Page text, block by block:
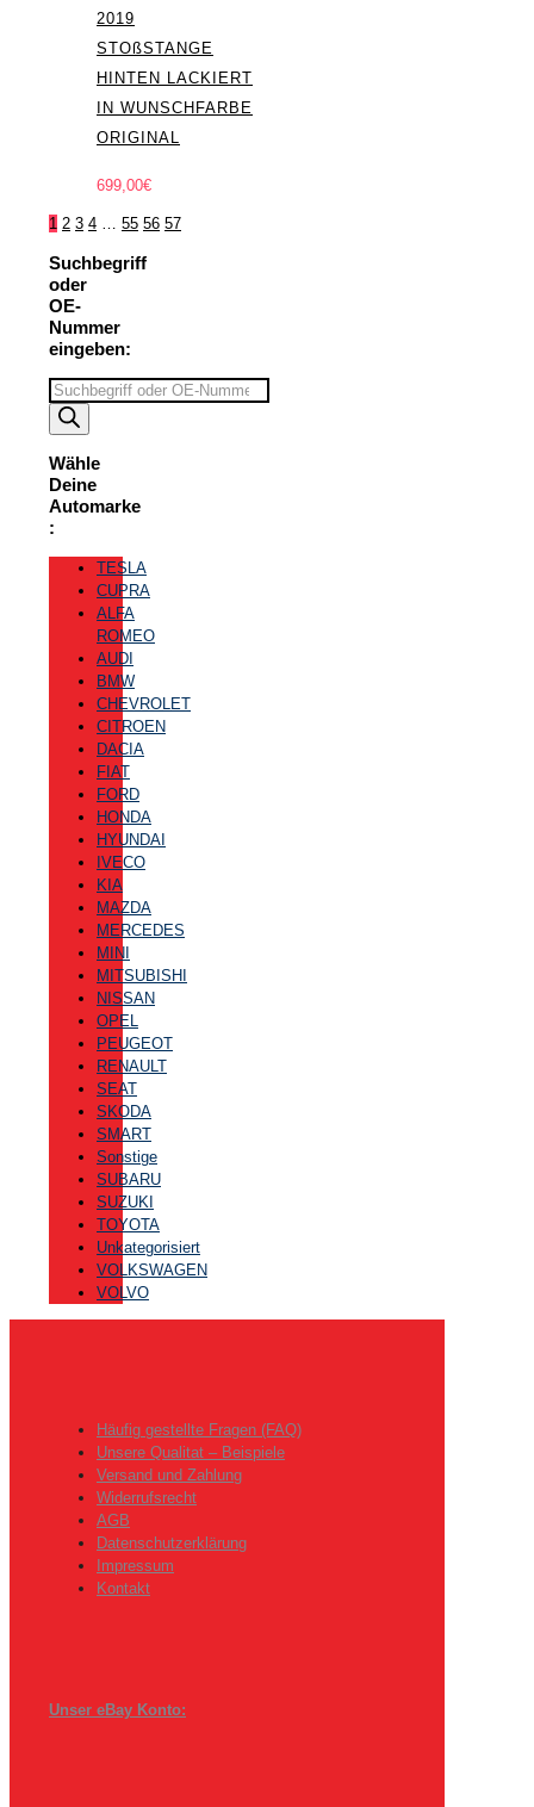
2019
STOßSTANGE
HINTEN LACKIERT
IN WUNSCHFARBE
ORIGINAL
699,00€
1 2 3 4 55 56 57
Suchbegriff
oder
OE-
Nummer
eingeben:
Suchbegriff
eingeben
Wähle
Deine
Automarke
:
TESLA
CUPRA
ALFA
ROMEO
AUDI
BMW
CHEVROLET
CITROEN
DACIA
FIAT
FORD
HONDA
HYUNDAI
IVECO
KIA
MAZDA
MERCEDES
MINI
MITSUBISHI
NISSAN
OPEL
PEUGEOT
RENAULT
SEAT
SKODA
SMART
Sonstige
SUBARU
SUZUKI
TOYOTA
Unkategorisiert
VOLKSWAGEN
VOLVO
Häufig gestellte Fragen (FAQ)
Unsere Qualitat – Beispiele
Versand und Zahlung
Widerrufsrecht
AGB
Datenschutzerklärung
Impressum
Kontakt
Unser eBay Konto: